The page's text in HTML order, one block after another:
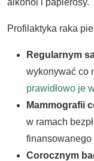
alkohol i papierosy.
Profilaktyka raka
Regularnym
wykonywać co
prawidłowo je
Mammografii
w ramach
finansowanego
Corocznym